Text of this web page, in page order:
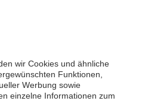
wir Cookies und ähnliche
Funktionen,
Werbung sowie
einzelne Informationen zum